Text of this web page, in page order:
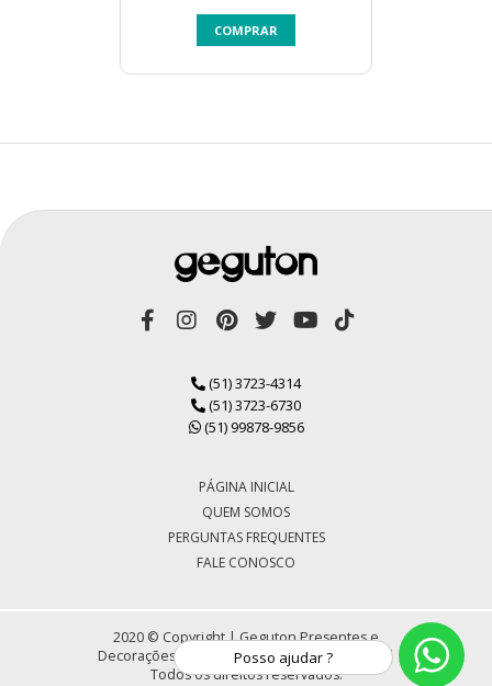
COMPRAR
(51) 3723-4314
(51) 3723-6730
(51) 99878-9856
PÁGINA INICIAL
QUEM SOMOS
PERGUNTAS FREQUENTES
FALE CONOSCO
2020 © Copyright | Geguton Presentes e
Decorações LTDA | CNPJ 72.430.184/0001-30 |
Todos os direitos reservados.
Posso ajudar ?